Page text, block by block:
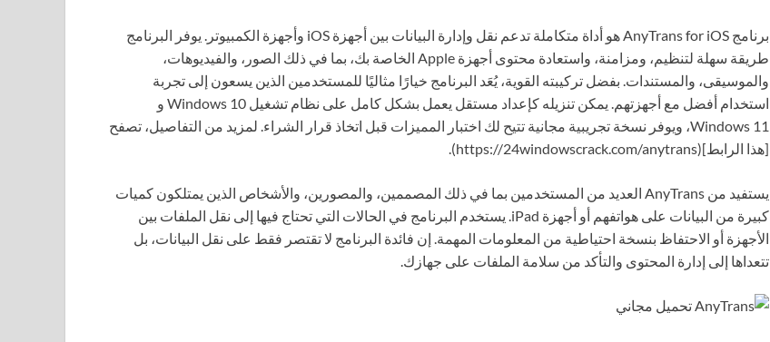
برنامج AnyTrans for iOS هو أداة متكاملة تدعم نقل وإدارة البيانات بين أجهزة iOS وأجهزة الكمبيوتر. يوفر البرنامج
طريقة سهلة لتنظيم، ومزامنة، واستعادة محتوى أجهزة Apple الخاصة بك، بما في ذلك الصور، والفيديوهات،
والموسيقى، والمستندات. بفضل تركيبته القوية، يُعَد البرنامج خيارًا مثاليًا للمستخدمين الذين يسعون إلى تجربة
استخدام أفضل مع أجهزتهم. يمكن تنزيله كإعداد مستقل يعمل بشكل كامل على نظام تشغيل Windows 10 و
Windows 11، ويوفر نسخة تجريبية مجانية تتيح لك اختبار المميزات قبل اتخاذ قرار الشراء. لمزيد من التفاصيل، تصفح
[هذا الرابط](https://24windowscrack.com/anytrans).
يستفيد من AnyTrans العديد من المستخدمين بما في ذلك المصممين، والمصورين، والأشخاص الذين يمتلكون كميات
كبيرة من البيانات على هواتفهم أو أجهزة iPad. يستخدم البرنامج في الحالات التي تحتاج فيها إلى نقل الملفات بين
الأجهزة أو الاحتفاظ بنسخة احتياطية من المعلومات المهمة. إن فائدة البرنامج لا تقتصر فقط على نقل البيانات، بل
تتعداها إلى إدارة المحتوى والتأكد من سلامة الملفات على جهازك.